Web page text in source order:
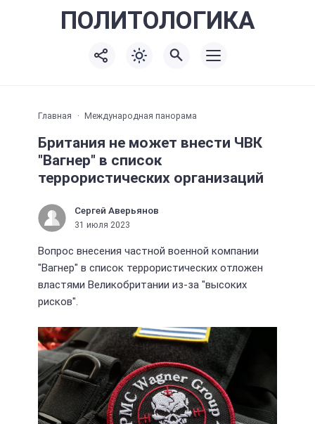
ПОЛИТОЛОГИКА
Главная Международная панорама
Британия не может внести ЧВК
"Вагнер" в список
террористических организаций
Сергей Аверьянов
31 июля 2023
Вопрос внесения частной военной компании
"Вагнер" в список террористических отложен
властями Великобритании из-за "высоких
рисков".